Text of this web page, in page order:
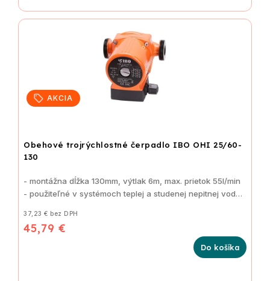
AKCIA
Obehové trojrýchlostné čerpadlo IBO OHI 25/60-
130
37,23 € bez DPH
45,79 €
Do košíka
- montážna dĺžka 130mm, výtlak 6m, max. prietok 55l/min
- použiteľné v systémoch teplej a studenej nepitnej vody